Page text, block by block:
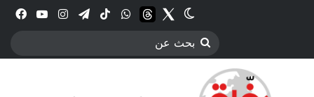
انستقرامتيلقرام‫TikTokواتسابthreadsTwitter
الوضع المظلم
بحث